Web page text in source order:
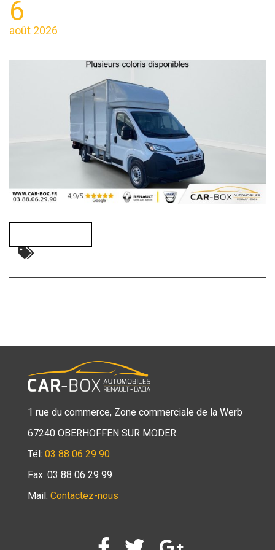
6
août 2026
1 rue du commerce, Zone commerciale de la Werb
67240 OBERHOFFEN SUR MODER
Tél: 03 88 06 29 90
Fax: 03 88 06 29 99
Mail: Contactez-nous